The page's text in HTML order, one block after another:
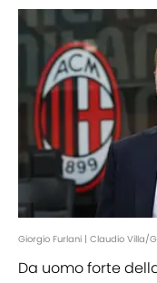
Giorgio Furlani | Claudio Villa/
Da uomo forte